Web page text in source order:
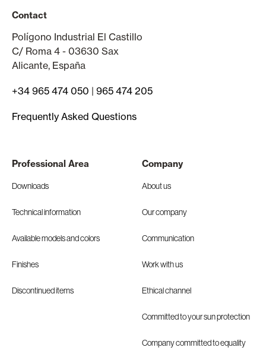
Contact
Polígono Industrial El Castillo
C/ Roma 4 - 03630 Sax
Alicante, España
+34 965 474 050 | 965 474 205
Frequently Asked Questions
Professional Area
Downloads
Technical information
Available models and colors
Finishes
Discontinued items
Company
About us
Our company
Communication
Work with us
Ethical channel
Committed to your sun protection
Company committed to equality